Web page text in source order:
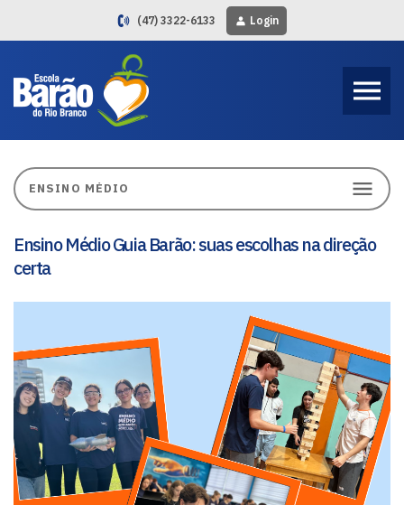
(47) 3322-6133 Login
Ensino Médio Guia Barão: suas escolhas na direção
certa